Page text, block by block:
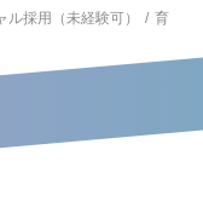
ル採用（未経験可）
育